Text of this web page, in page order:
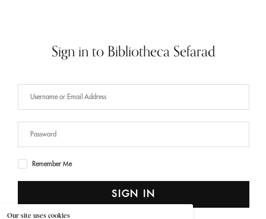
Our site uses cookies
Sign in to Bibliotheca Sefarad
Remember Me
SIGN IN